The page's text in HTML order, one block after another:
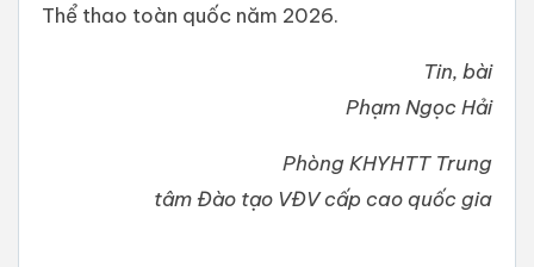
Thể thao toàn quốc năm 2026.
Tin, bài
Phạm Ngọc Hải
Phòng KHYHTT Trung
tâm Đào tạo VĐV cấp cao quốc gia